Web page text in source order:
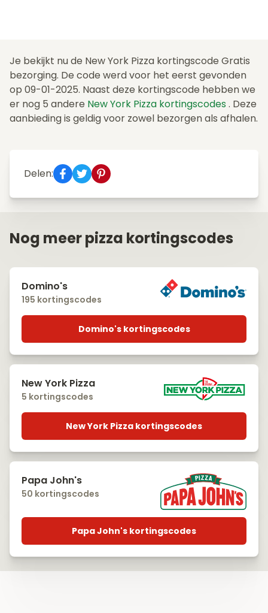
Je bekijkt nu de New York Pizza kortingscode Gratis
bezorging. De code werd voor het eerst gevonden
op 09-01-2025. Naast deze kortingscode hebben we
er nog 5 andere New York Pizza kortingscodes . Deze
aanbieding is geldig voor zowel bezorgen als afhalen.
Delen:
Nog meer pizza kortingscodes
Domino's
195 kortingscodes
Domino's kortingscodes
New York Pizza
5 kortingscodes
New York Pizza kortingscodes
Papa John's
50 kortingscodes
Papa John's kortingscodes